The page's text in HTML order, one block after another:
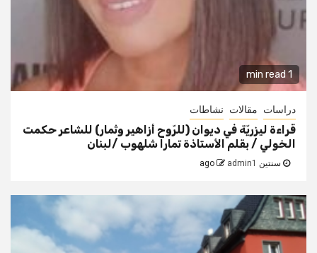
1 min read
دراسات مقالات نشاطات
قراءة ليزريّة في ديوان (للرّوح أزاهير وثمار) للشاعر حكمت
الخولي / بقلم الأستاذة تمارا شلهوب /لبنان
سنتين ago admin1